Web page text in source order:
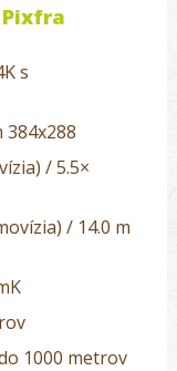
s
/ 5.5×
/ 14.0 m
1000 metrov